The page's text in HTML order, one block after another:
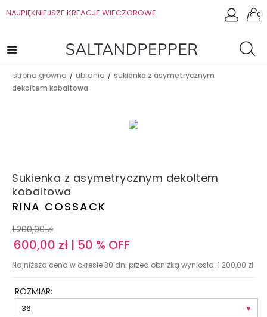
NAJPIĘKNIEJSZE KREACJE WIECZOROWE 0
strona główna / ubrania / sukienka z asymetrycznym
dekoltem kobaltowa
Sukienka z asymetrycznym dekoltem
kobaltowa
RINA COSSACK
1 200,00 zł
600,00 zł | 50 % OFF
Najniższa cena w okresie 30 dni przed obniżką wyniosła: 1 200,00 zł
ROZMIAR: